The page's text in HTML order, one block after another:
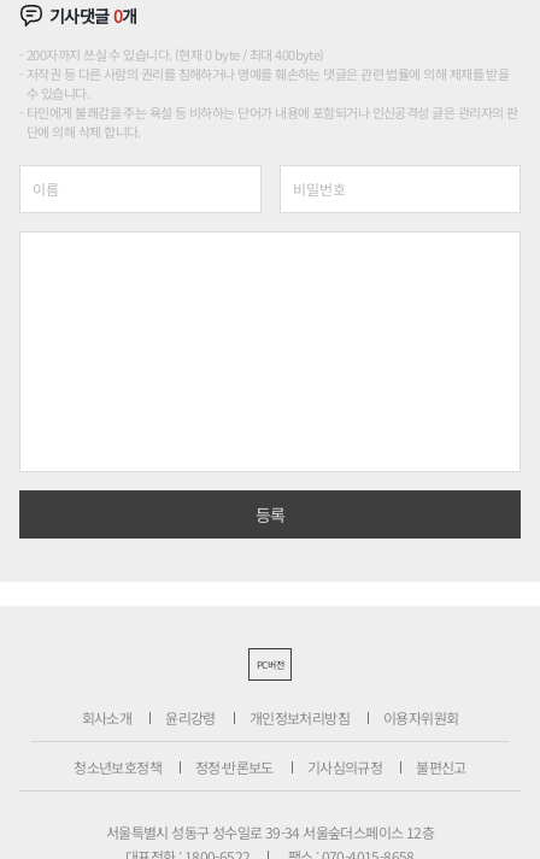
기사댓글0개
200자까지 쓰실 수 있습니다. (현재 0 byte / 최대 400byte)
저작권 등 다른 사람의 권리를 침해하거나 명예를 훼손하는 댓글은 관련 법률에 의해 제재를 받을
수 있습니다.
타인에게 불쾌감을 주는 욕설 등 비하하는 단어가 내용에 포함되거나 인신공격성 글은 관리자의 판
단에 의해 삭제 합니다.
PC버전
회사소개 윤리강령 개인정보처리방침 이용자위원회
청소년보호정책 정정·반론보도 기사심의규정 불편신고
서울특별시 성동구 성수일로 39-34 서울숲더스페이스 12층